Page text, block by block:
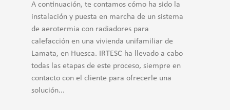
A continuación, te contamos cómo ha sido la
instalación y puesta en marcha de un sistema
de aerotermia con radiadores para
calefacción en una vivienda unifamiliar de
Lamata, en Huesca. IRTESC ha llevado a cabo
todas las etapas de este proceso, siempre en
contacto con el cliente para ofrecerle una
solución...